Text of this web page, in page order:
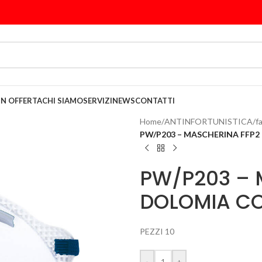
OFFERTACHI SIAMOSERVIZINEWSCONTATTI
Home/ANTINFORTUNISTICA/
PW/P203 – MASCHERINA
PW/P203 –
DOLOMIA
PEZZI 10